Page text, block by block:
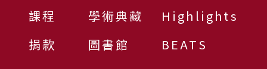
課程
捐款
學術典藏
圖書館
Highlights
BEATS